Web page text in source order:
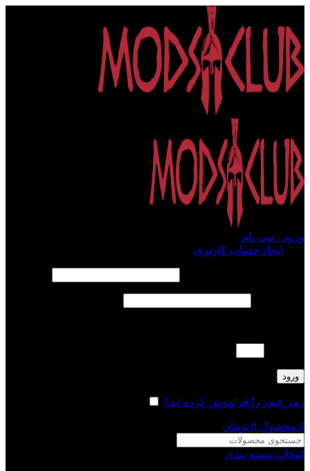
ورود / ثبت نام
ایجاد حساب کاربری
ورود
رمز عبور را فراموش کرده اید؟
0 محصول 0 تومان
انتخاب دسته بندی